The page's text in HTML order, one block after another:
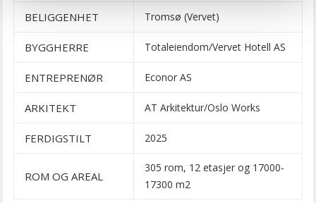
BELIGGENHET Tromsø (Vervet)
BYGGHERRE Totaleiendom/Vervet Hotell AS
ENTREPRENØR Econor AS
ARKITEKT AT Arkitektur/Oslo Works
FERDIGSTILT 2025
ROM OG AREAL
305 rom, 12 etasjer og 17000-
17300 m2